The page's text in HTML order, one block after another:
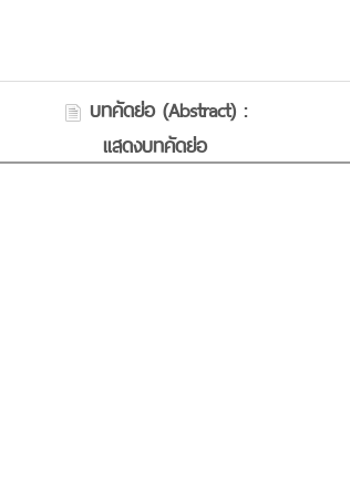
บทคัดย่อ (Abstract) :
แสดงบทคัดย่อ